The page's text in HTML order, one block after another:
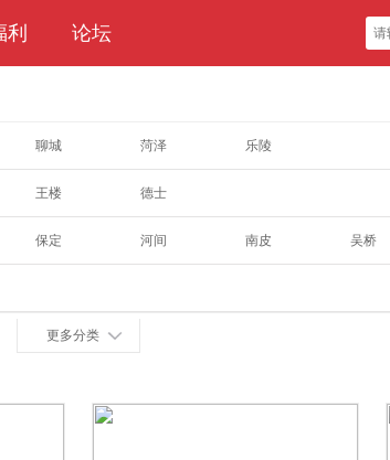
论坛
聊城 菏泽 乐陵
王楼 德士
保定 河间 南皮 吴桥
更多分类